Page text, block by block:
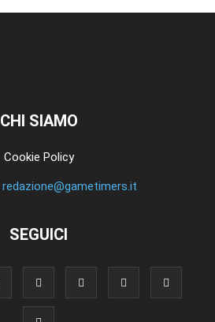
CHI SIAMO
Cookie Policy
redazione@gametimers.it
SEGUICI